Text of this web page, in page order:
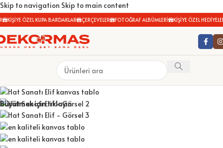
Skip to navigation Skip to main content
KİŞİYE ÖZEL KUPA BARDAKLAR ÇERÇEVELER FOTOĞRAF ALBÜMLERİ KİŞİYE ÖZEL HEDİYELER
Büyütmek için tıklayın